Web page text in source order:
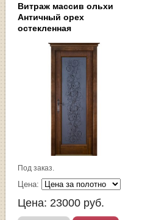
Витраж массив ольхи
Античный орех
остекленная
Под заказ.
Цена:
Цена: 23000 руб.